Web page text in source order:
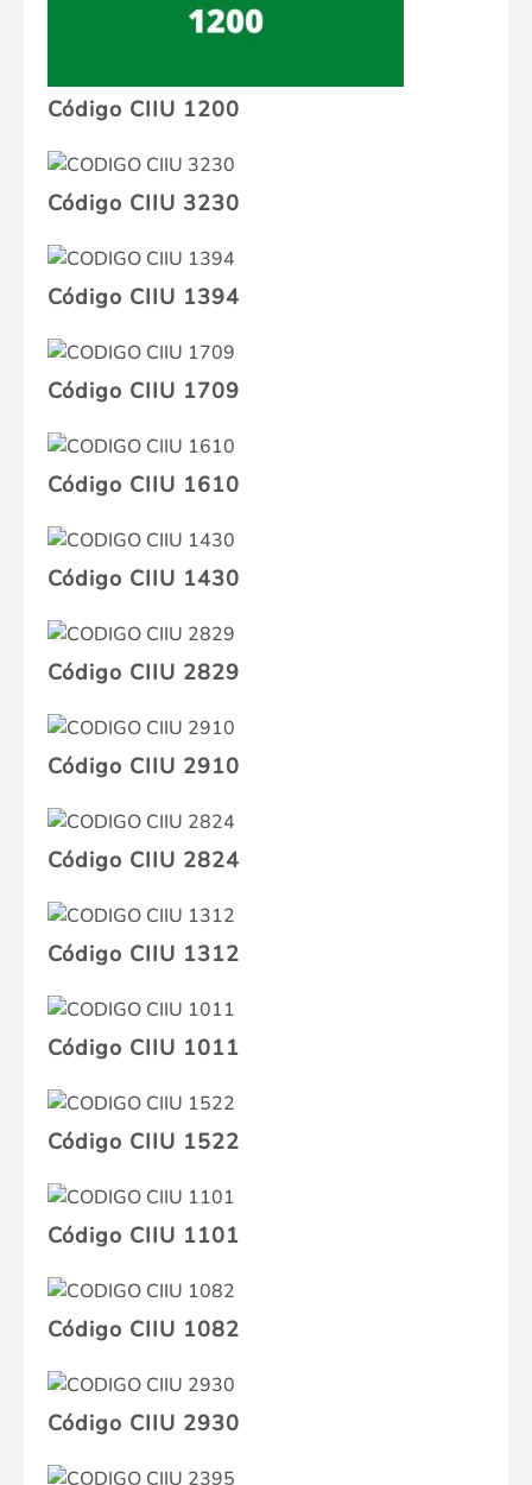
Código CIIU 1200
Código CIIU 3230
Código CIIU 1394
Código CIIU 1709
Código CIIU 1610
Código CIIU 1430
Código CIIU 2829
Código CIIU 2910
Código CIIU 2824
Código CIIU 1312
Código CIIU 1011
Código CIIU 1522
Código CIIU 1101
Código CIIU 1082
Código CIIU 2930